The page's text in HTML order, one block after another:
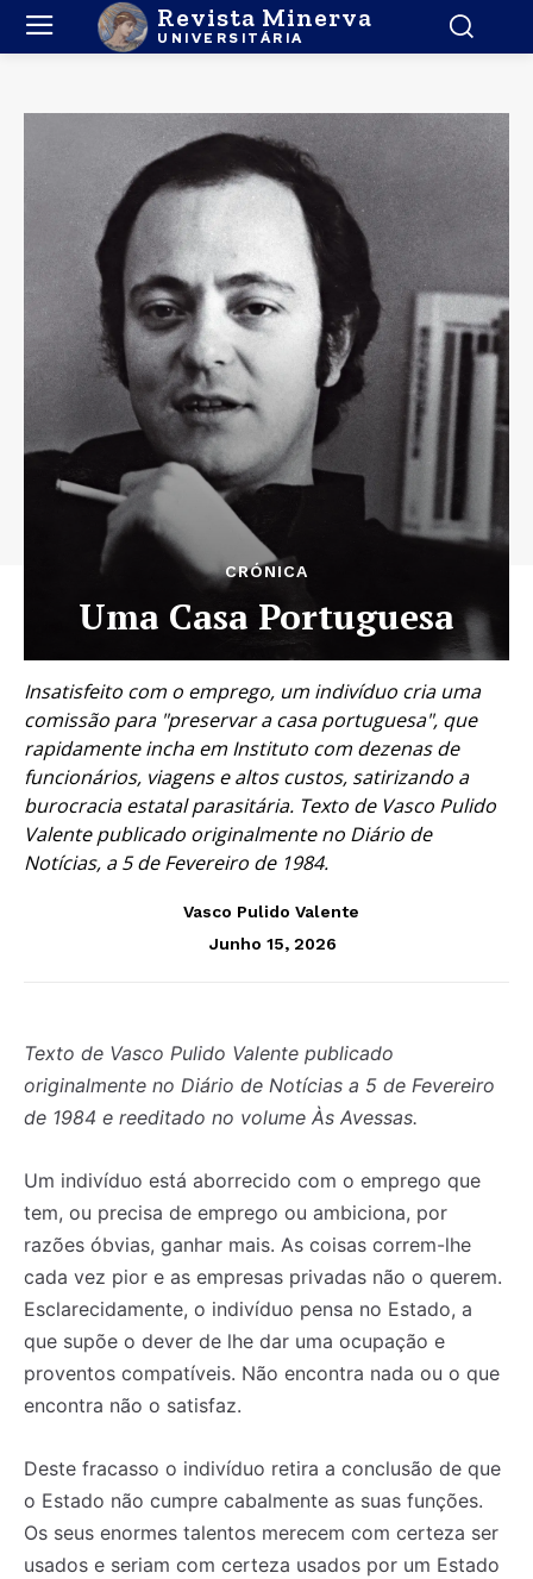
Revista Minerva
UNIVERSITÁRIA
CRÓNICA
Uma Casa Portuguesa
Insatisfeito com o emprego, um indivíduo cria uma
comissão para "preservar a casa portuguesa", que
rapidamente incha em Instituto com dezenas de
funcionários, viagens e altos custos, satirizando a
burocracia estatal parasitária. Texto de Vasco Pulido
Valente publicado originalmente no Diário de
Notícias, a 5 de Fevereiro de 1984.
Vasco Pulido Valente
Junho 15, 2026
Texto de Vasco Pulido Valente publicado
originalmente no Diário de Notícias a 5 de Fevereiro
de 1984 e reeditado no volume Às Avessas.
Um indivíduo está aborrecido com o emprego que
tem, ou precisa de emprego ou ambiciona, por
razões óbvias, ganhar mais. As coisas correm-lhe
cada vez pior e as empresas privadas não o querem.
Esclarecidamente, o indivíduo pensa no Estado, a
que supõe o dever de lhe dar uma ocupação e
proventos compatíveis. Não encontra nada ou o que
encontra não o satisfaz.
Deste fracasso o indivíduo retira a conclusão de que
o Estado não cumpre cabalmente as suas funções.
Os seus enormes talentos merecem com certeza ser
usados e seriam com certeza usados por um Estado